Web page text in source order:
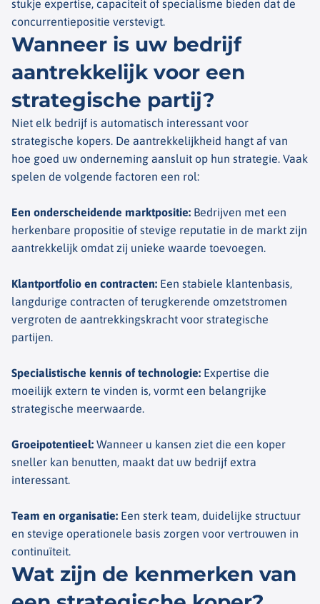
stukje expertise, capaciteit of specialisme bieden dat de
concurrentiepositie verstevigt.
Wanneer is uw bedrijf
aantrekkelijk voor een
strategische partij?
Niet elk bedrijf is automatisch interessant voor
strategische kopers. De aantrekkelijkheid hangt af van
hoe goed uw onderneming aansluit op hun strategie. Vaak
spelen de volgende factoren een rol:
Een onderscheidende marktpositie: Bedrijven met een
herkenbare propositie of stevige reputatie in de markt zijn
aantrekkelijk omdat zij unieke waarde toevoegen.
Klantportfolio en contracten: Een stabiele klantenbasis,
langdurige contracten of terugkerende omzetstromen
vergroten de aantrekkingskracht voor strategische
partijen.
Specialistische kennis of technologie: Expertise die
moeilijk extern te vinden is, vormt een belangrijke
strategische meerwaarde.
Groeipotentieel: Wanneer u kansen ziet die een koper
sneller kan benutten, maakt dat uw bedrijf extra
interessant.
Team en organisatie: Een sterk team, duidelijke structuur
en stevige operationele basis zorgen voor vertrouwen in
continuïteit.
Wat zijn de kenmerken van